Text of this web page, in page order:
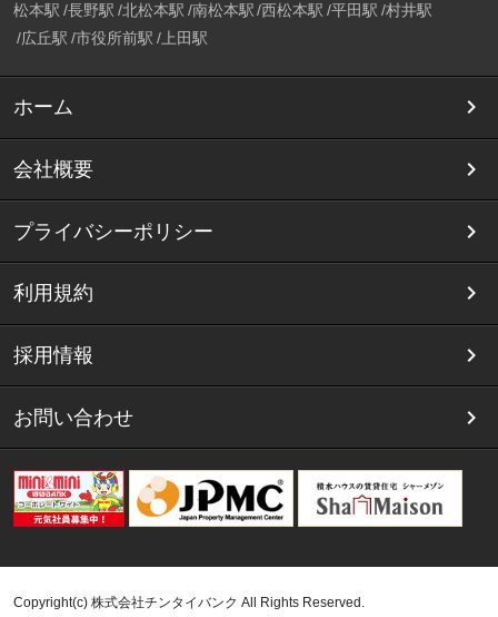
松本駅 長野駅 北松本駅 南松本駅 西松本駅 平田駅 村井駅
広丘駅 市役所前駅 上田駅
ホーム
会社概要
プライバシーポリシー
利用規約
採用情報
お問い合わせ
Copyright(c) 株式会社チンタイバンク All Rights Reserved.